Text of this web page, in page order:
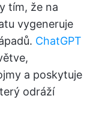
tím, že na
vygeneruje
ChatGPT
a poskytuje
odráží